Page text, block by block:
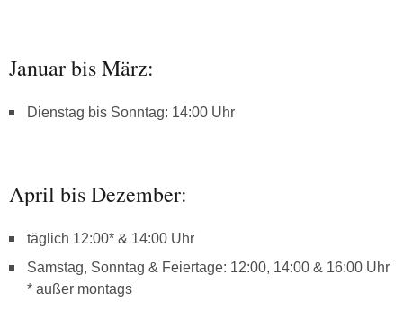
Januar bis März:
Dienstag bis Sonntag: 14:00 Uhr
April bis Dezember:
täglich 12:00* & 14:00 Uhr
Samstag, Sonntag & Feiertage: 12:00, 14:00 & 16:00 Uhr
* außer montags